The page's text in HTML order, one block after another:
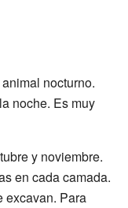
nocturno.
noche. Es muy
y noviembre.
en cada camada.
excavan. Para